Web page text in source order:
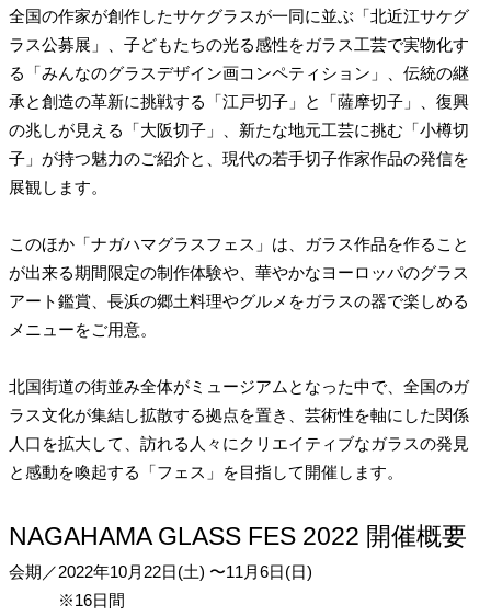
全国の作家が創作したサケグラスが一同に並ぶ「北近江サケグ
ラス公募展」、子どもたちの光る感性をガラス工芸で実物化す
る「みんなのグラスデザイン画コンペティション」、伝統の継
承と創造の革新に挑戦する「江戸切子」と「薩摩切子」、復興
の兆しが見える「大阪切子」、新たな地元工芸に挑む「小樽切
子」が持つ魅力のご紹介と、現代の若手切子作家作品の発信を
展観します。
このほか「ナガハマグラスフェス」は、ガラス作品を作ること
が出来る期間限定の制作体験や、華やかなヨーロッパのグラス
アート鑑賞、長浜の郷土料理やグルメをガラスの器で楽しめる
メニューをご用意。
北国街道の街並み全体がミュージアムとなった中で、全国のガ
ラス文化が集結し拡散する拠点を置き、芸術性を軸にした関係
人口を拡大して、訪れる人々にクリエイティブなガラスの発見
と感動を喚起する「フェス」を目指して開催します。
NAGAHAMA GLASS FES 2022 開催概要
会期 ／2022年10月22日(土) 〜11月6日(日)
※16日間